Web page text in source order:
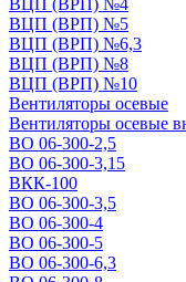
ВЦП (ВРП) №4
ВЦП (ВРП) №5
ВЦП (ВРП) №6,3
ВЦП (ВРП) №8
ВЦП (ВРП) №10
Вентиляторы осевые
Вентиляторы осевые
ВО 06-300-2,5
ВО 06-300-3,15
ВКК-100
ВО 06-300-3,5
ВО 06-300-4
ВО 06-300-5
ВО 06-300-6,3